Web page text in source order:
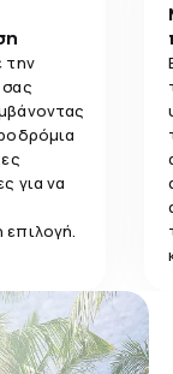
την
για να